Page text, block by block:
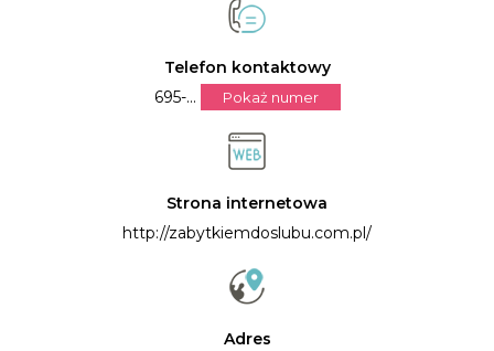
Telefon kontaktowy
695-...
Pokaż numer
Strona internetowa
http://zabytkiemdoslubu.com.pl/
Adres